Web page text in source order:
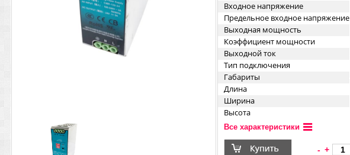
Входное напряжение
Предельное входное напряжение
Выходная мощность
Коэффициент мощности
Выходной ток
Тип подключения
Габариты
Длина
Ширина
Высота
Исполнение корпуса
Все характеристики
- +